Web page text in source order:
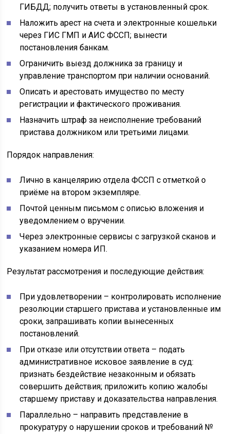
ГИБДД; получить ответы в установленный срок.
Наложить арест на счета и электронные кошельки
через ГИС ГМП и АИС ФССП; вынести
постановления банкам.
Ограничить выезд должника за границу и
управление транспортом при наличии оснований.
Описать и арестовать имущество по месту
регистрации и фактического проживания.
Назначить штраф за неисполнение требований
пристава должником или третьими лицами.
Порядок направления:
Лично в канцелярию отдела ФССП с отметкой о
приёме на втором экземпляре.
Почтой ценным письмом с описью вложения и
уведомлением о вручении.
Через электронные сервисы с загрузкой сканов и
указанием номера ИП.
Результат рассмотрения и последующие действия:
При удовлетворении – контролировать исполнение
резолюции старшего пристава и установленные им
сроки, запрашивать копии вынесенных
постановлений.
При отказе или отсутствии ответа – подать
административное исковое заявление в суд:
признать бездействие незаконным и обязать
совершить действия; приложить копию жалобы
старшему приставу и доказательства направления.
Параллельно – направить представление в
прокуратуру о нарушении сроков и требований №